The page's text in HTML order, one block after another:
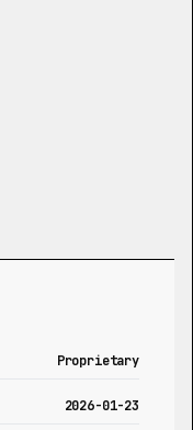
Proprietary
2026-01-23